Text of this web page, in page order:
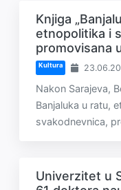
Knjiga
etnopolitika i
promovisana
Kultura
Nakon Sarajeva,
Banjaluka u ratu,
svakodnevnica,
Univerzitet u